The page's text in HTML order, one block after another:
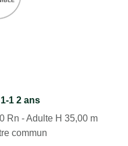
1 2 ans
Rn - Adulte H 35,00 m
commun